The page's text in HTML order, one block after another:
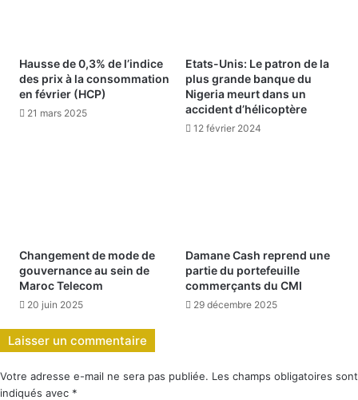
Hausse de 0,3% de l’indice
des prix à la consommation
en février (HCP)
21 mars 2025
Etats-Unis: Le patron de la
plus grande banque du
Nigeria meurt dans un
accident d’hélicoptère
12 février 2024
Changement de mode de
gouvernance au sein de
Maroc Telecom
20 juin 2025
Damane Cash reprend une
partie du portefeuille
commerçants du CMI
29 décembre 2025
Laisser un commentaire
Votre adresse e-mail ne sera pas publiée. Les champs obligatoires sont
indiqués avec *